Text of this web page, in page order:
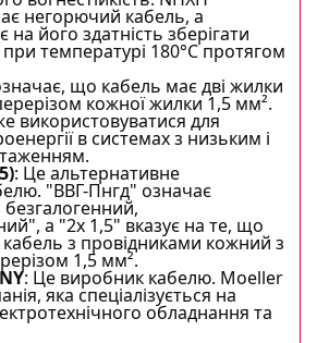
негорючий кабель, а
на його здатність зберігати
при температурі 180°С протягом
що кабель має дві жилки
кожної жилки 1,5 мм².
використовуватися для
в системах з низьким і
: Це альтернативне
"ВВГ-Пнгд" означає
а "2х 1,5" вказує на те, що
з провідниками кожний з
1,5 мм².
: Це виробник кабелю. Moeller
яка спеціалізується на
обладнання та